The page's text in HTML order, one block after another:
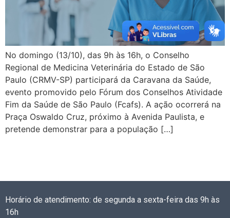
No domingo (13/10), das 9h às 16h, o Conselho
Regional de Medicina Veterinária do Estado de São
Paulo (CRMV-SP) participará da Caravana da Saúde,
evento promovido pelo Fórum dos Conselhos Atividade
Fim da Saúde de São Paulo (Fcafs). A ação ocorrerá na
Praça Oswaldo Cruz, próximo à Avenida Paulista, e
pretende demonstrar para a população […]
Horário de atendimento: de segunda a sexta-feira das 9h às
16h